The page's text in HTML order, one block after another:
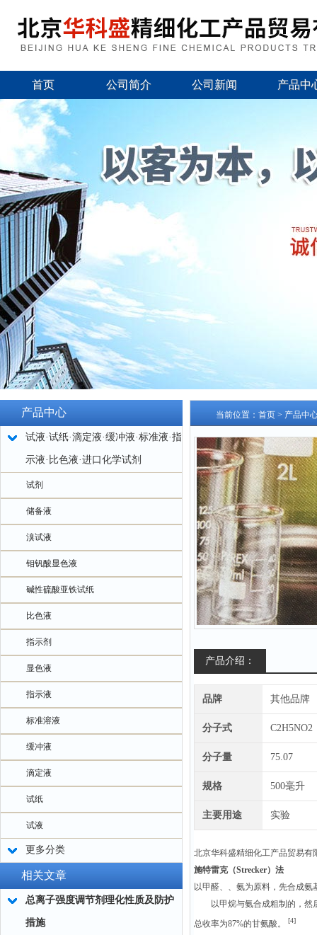
首页 公司简介 公司新闻 产品中
产品中心
试液·试纸·滴定液·缓冲液·标准液·指
示液·比色液·进口化学试剂
试剂
储备液
溴试液
钼钒酸显色液
碱性硫酸亚铁试纸
比色液
指示剂
显色液
指示液
标准溶液
缓冲液
滴定液
试纸
试液
更多分类
相关文章
总离子强度调节剂理化性质及防护
措施
当前位置： 首页 > 产品中
产品介绍：
品牌 其他品牌
分子式 C2H5NO2
分子量 75.07
规格 500毫升
主要用途 实验
北京华科盛精细化工产品贸易有
施特雷克（Strecker）法
以甲醛、、氨为原料，先合成
以甲烷与氨合成粗制的，然后
总收率为87%的甘氨酸。
[4]